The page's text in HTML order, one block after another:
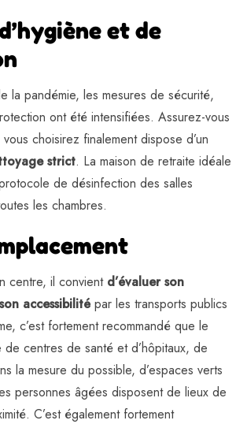
et de
la pandémie, les mesures de sécurité,
ont été intensifiées. Assurez-vous
choisirez finalement dispose d’un
strict. La maison de retraite idéale
de désinfection des salles
les chambres.
centre, il convient d’évaluer son
accessibilitépar les transports publics
c’est fortement recommandé que le
centres de santé et d’hôpitaux, de
la mesure du possible, d’espaces verts
personnes âgées disposent de lieux de
C’est également fortement